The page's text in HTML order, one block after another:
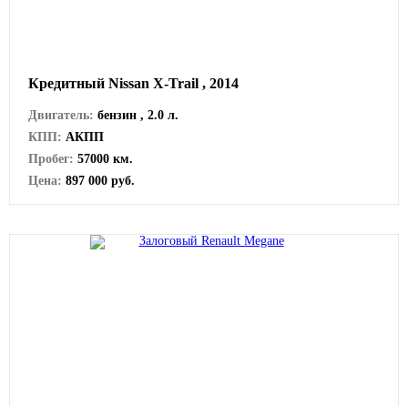
Кредитный Nissan X-Trail , 2014
Двигатель: бензин , 2.0 л.
КПП: АКПП
Пробег: 57000 км.
Цена: 897 000 руб.